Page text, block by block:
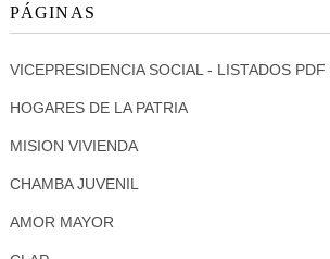
PÁGINAS
VICEPRESIDENCIA SOCIAL - LISTADOS PDF
HOGARES DE LA PATRIA
MISION VIVIENDA
CHAMBA JUVENIL
AMOR MAYOR